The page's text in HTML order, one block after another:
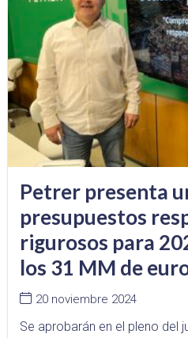
Petrer presenta
presupuestos
rigurosos para
los 31 MM de
20 noviembre 2024
Se aprobarán en el pleno del